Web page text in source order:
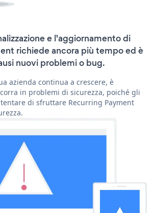
e l'aggiornamento di
richiede ancora più tempo ed è
nuovi problemi o bug.
azienda continua a crescere, è
in problemi di sicurezza, poiché gli
di sfruttare Recurring Payment